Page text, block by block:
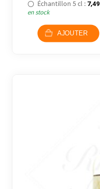
Échantillon 5 cl : 7,49
en stock
AJOUTER